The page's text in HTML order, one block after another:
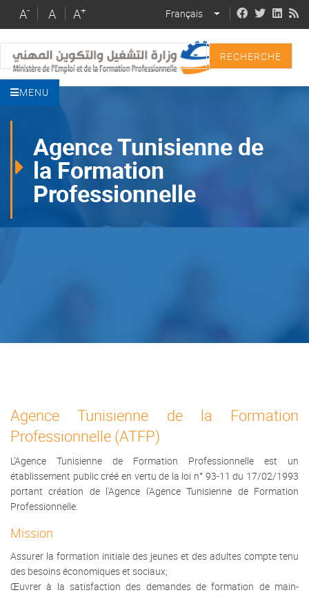
content
A- A A+ Français LIST ADDITIONAL
Recherche
MENU
Agence Tunisienne de
la Formation
Professionnelle
Agence Tunisienne de la Formation
Professionnelle (ATFP)
L’Agence Tunisienne de Formation Professionnelle est un
établissement public créé en vertu de la loi n° 93-11 du 17/02/1993
portant création de l'Agence l'Agence Tunisienne de Formation
Professionnelle.
Mission
Assurer la formation initiale des jeunes et des adultes compte tenu
des besoins économiques et sociaux;
Œuvrer à la satisfaction des demandes de formation de main-